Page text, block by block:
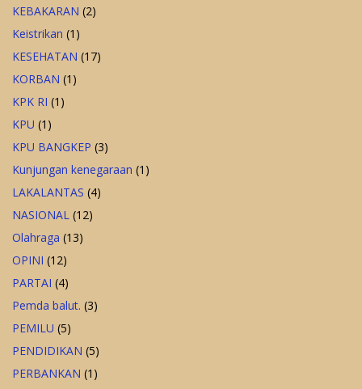
KEBAKARAN (2)
Keistrikan (1)
KESEHATAN (17)
KORBAN (1)
KPK RI (1)
KPU (1)
KPU BANGKEP (3)
Kunjungan kenegaraan (1)
LAKALANTAS (4)
NASIONAL (12)
Olahraga (13)
OPINI (12)
PARTAI (4)
Pemda balut. (3)
PEMILU (5)
PENDIDIKAN (5)
PERBANKAN (1)